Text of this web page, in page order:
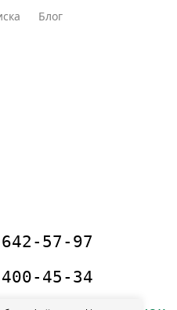
Блог
57-97
45-34